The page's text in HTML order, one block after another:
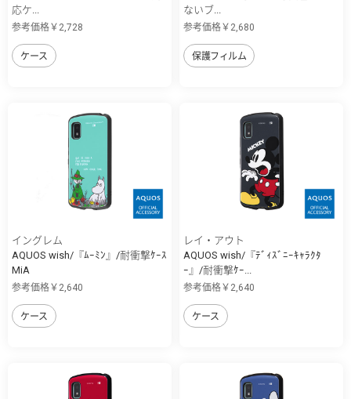
応ケ...
参考価格￥2,728
ケース
ないブ...
参考価格￥2,680
保護フィルム
イングレム
AQUOS wish/『ﾑｰﾐﾝ』/耐衝撃ｹｰｽ
MiA
参考価格￥2,640
ケース
レイ・アウト
AQUOS wish/『ﾃﾞｨｽﾞﾆｰｷｬﾗｸﾀ
ｰ』/耐衝撃ｹｰ...
参考価格￥2,640
ケース